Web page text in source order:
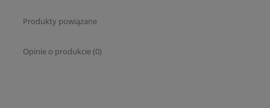
Produkty powiązane
Opinie o produkcie (0)